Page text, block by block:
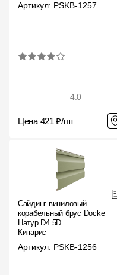
Чердачные лестницы
Документация
Инструкции по монтажу
Технические листы
Рекламные материалы
Артикул: PSKB-1257
4.0
Цена 421 ₽/шт
Сайдинг виниловый
корабельный брус Docke
Натур D4.5D
Кипарис
Артикул: PSKB-1256